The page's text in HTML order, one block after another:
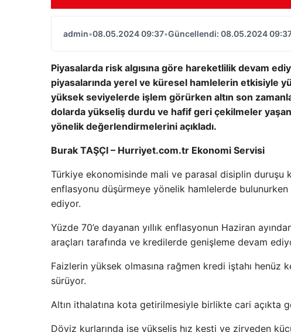
admin•08.05.2024 09:37•Güncellendi: 08.05.2024
Piyasalarda risk algısına göre hareketlilik devam
piyasalarında yerel ve küresel hamlelerin etkisiyle
yüksek seviyelerde işlem görürken altın son
dolarda yükseliş durdu ve hafif geri çekilmeler
yönelik değerlendirmelerini açıkladı.
Burak TAŞÇI – Hurriyet.com.tr Ekonomi Servisi
Türkiye ekonomisinde mali ve parasal disiplin duruşu
enflasyonu düşürmeye yönelik hamlelerde
ediyor.
Yüzde 70’e dayanan yıllık enflasyonun Haziran
araçları tarafında ve kredilerde genişleme devam
Faizlerin yüksek olmasına rağmen kredi iştahı henüz
sürüyor.
Altın ithalatına kota getirilmesiyle birlikte cari açıkta
Döviz kurlarında ise yükseliş hız kesti ve zirveden